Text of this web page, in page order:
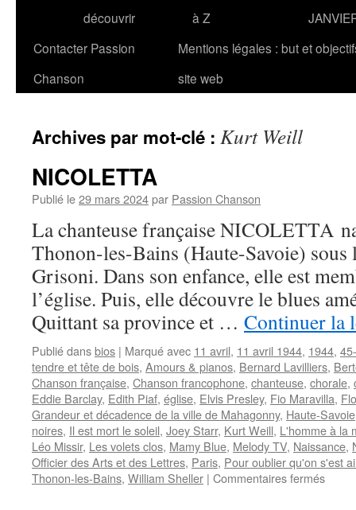
découvrir
à Z
Contacter Passion
Chanson
Mentions légales : but et
site web
Archives par mot-clé : Kurt Weill
NICOLETTA
Publié le29 mars 2024par Passion Chanson
La chanteuse française NICOLETTA
Thonon-les-Bains (Haute-Savoie) sous
Grisoni. Dans son enfance, elle est
l’église. Puis, elle découvre le blues
Quittant sa province et … Continuer la
Publié dansbios | Marqué avec 11 avril, 11 avril 1944, 1944,
tendre et tête de bois, Amours & pianos, Bernard Lavilliers,
Chanson française, Chanson francophone, chanteuse, chorale,
Eddie Barclay, Edith Piaf, église, Elvis Presley, Fio Maravilla,
Grandeur et décadence de la ville de Mahagonny, Haute-Savoie
noires, Il est mort le soleil, Joey Starr, Kurt Weill, L'homme à la
Léo Missir, Les volets clos, Mamy Blue, Melody TV, Naissance,
Officier des Arts et des Lettres, Paris, Pour oublier qu'on s'est
Thonon-les-Bains, William Sheller | Commentaires ferméssur